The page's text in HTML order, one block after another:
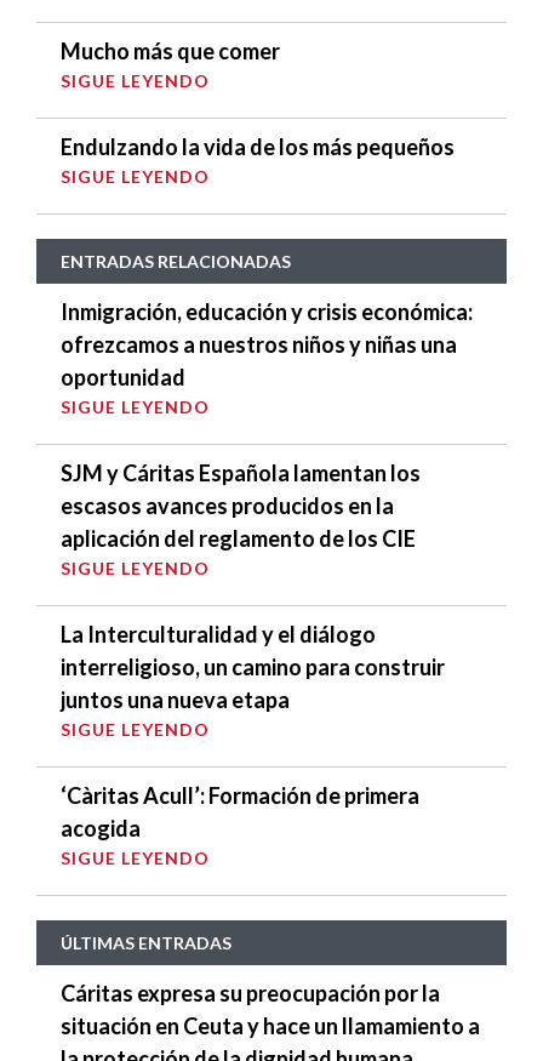
Mucho más que comer
SIGUE LEYENDO
Endulzando la vida de los más pequeños
SIGUE LEYENDO
ENTRADAS RELACIONADAS
Inmigración, educación y crisis económica:
ofrezcamos a nuestros niños y niñas una
oportunidad
SIGUE LEYENDO
SJM y Cáritas Española lamentan los
escasos avances producidos en la
aplicación del reglamento de los CIE
SIGUE LEYENDO
La Interculturalidad y el diálogo
interreligioso, un camino para construir
juntos una nueva etapa
SIGUE LEYENDO
‘Càritas Acull’: Formación de primera
acogida
SIGUE LEYENDO
ÚLTIMAS ENTRADAS
Cáritas expresa su preocupación por la
situación en Ceuta y hace un llamamiento a